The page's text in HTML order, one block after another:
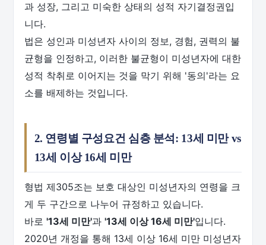
과 성장, 그리고 미숙한 상태의 성적 자기결정권입
니다.
법은 성인과 미성년자 사이의 정보, 경험, 권력의 불
균형을 인정하고, 이러한 불균형이 미성년자에 대한
성적 착취로 이어지는 것을 막기 위해 '동의'라는 요
소를 배제하는 것입니다.
2. 연령별 구성요건 심층 분석: 13세 미만 vs
13세 이상 16세 미만
형법 제305조는 보호 대상인 미성년자의 연령을 크
게 두 구간으로 나누어 규정하고 있습니다.
바로 '13세 미만'과 '13세 이상 16세 미만'입니다.
2020년 개정을 통해 13세 이상 16세 미만 미성년자